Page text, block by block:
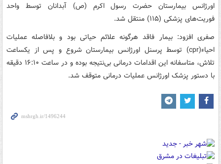
اورژانس بیمارستان حضرت رسول اکرم (ص) آبدانان توسط واحد
فوریت‌های پزشکی (۱۱۵) منتقل شد.‌
صفری افزود: بیمار فاقد هرگونه علائم حیاتی بود و بلافاصله عملیات
احیاء(cpr) توسط پرسنل اورژانس بیمارستان شروع و پس از یکساعت
تلاش، متاسفانه این اقدامات درمانی بی‌نتیجه بوده و در ساعت ‌۱۶:۱۰ دقیقه
با دستور پزشک اورژانس عملیات درمانی متوقف شد.